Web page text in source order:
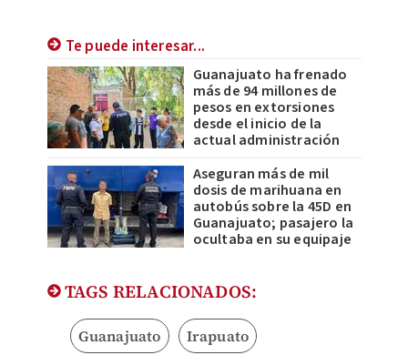
Te puede interesar...
Guanajuato ha frenado
más de 94 millones de
pesos en extorsiones
desde el inicio de la
actual administración
Aseguran más de mil
dosis de marihuana en
autobús sobre la 45D en
Guanajuato; pasajero la
ocultaba en su equipaje
TAGS RELACIONADOS:
Guanajuato Irapuato